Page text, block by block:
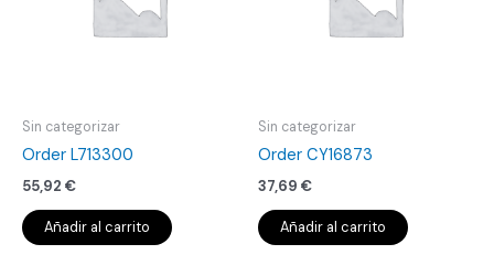
Sin categorizar
Order L713300
55,92 €
Añadir al carrito
Sin categorizar
Order CY16873
37,69 €
Añadir al carrito